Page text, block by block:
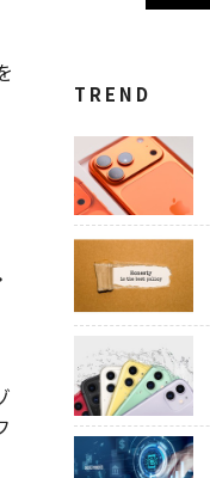
TREND